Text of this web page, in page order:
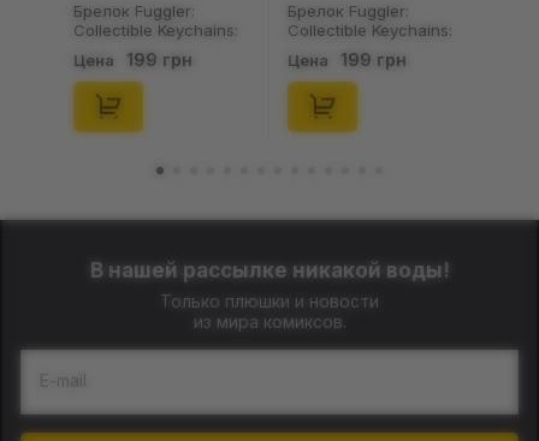
Брелок Fuggler:
Collectible Keychains:
Gold Edition: Series 3
(Blind Box: 1 з 24),
(11550)
Цена 199 грн
Брелок Fuggler:
Collectible Keychains:
Series 2 (Blind Box: 1 з
46), (15475)
Цена 199 грн
В нашей рассылке никакой воды!
Только плюшки и новости
из мира комиксов.
E-mail